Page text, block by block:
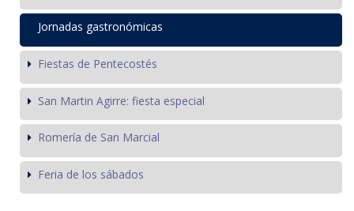
Jornadas gastronómicas
Fiestas de Pentecostés
San Martin Agirre: fiesta especial
Romería de San Marcial
Feria de los sábados